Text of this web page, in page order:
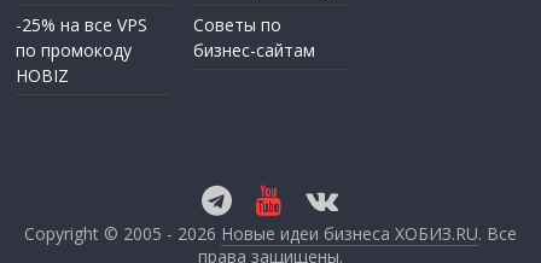
-25% на все VPS
по промокоду
HOBIZ
Советы по
бизнес-сайтам
Copyright © 2005 - 2026 Новые идеи бизнеса ХОБИЗ.RU. Все
права защищены.